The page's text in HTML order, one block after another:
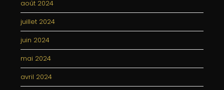
août 2024
juillet 2024
juin 2024
mai 2024
avril 2024